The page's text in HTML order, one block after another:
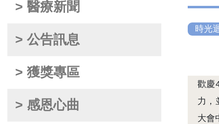
> 醫療新聞
> 公告訊息
> 獲獎專區
> 感恩心曲
時光
歡慶
力，
大會